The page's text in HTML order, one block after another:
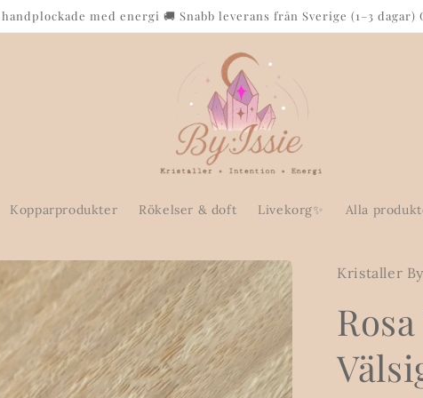
med energi 🚚 Snabb leverans från Sverige (1–3 dagar)
Kopparprodukter Rökelser & doft Livekorg✨ Alla
Kristaller